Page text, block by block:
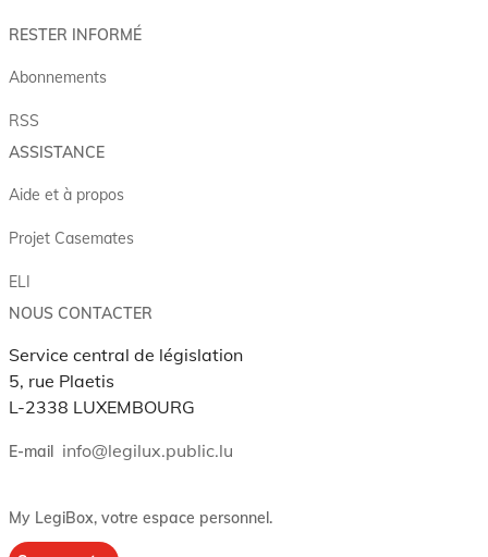
RESTER INFORMÉ
Abonnements
RSS
ASSISTANCE
Aide et à propos
Projet Casemates
ELI
NOUS CONTACTER
Service central de législation
5, rue Plaetis
L-2338 LUXEMBOURG
E-mail info@legilux.public.lu
My LegiBox, votre espace personnel.